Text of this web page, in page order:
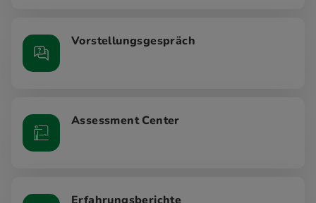
Vorstellungsgespräch
Assessment Center
Erfahrungsberichte